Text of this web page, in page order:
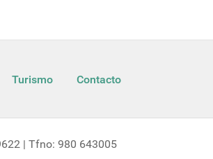
Turismo Contacto
| Tfno: 980 643005